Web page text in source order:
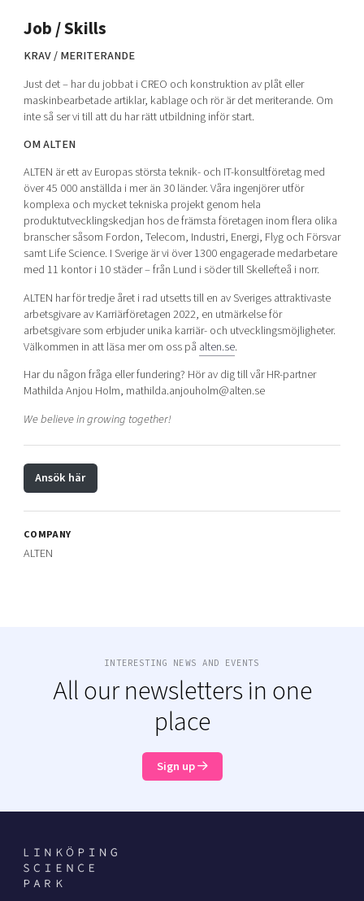
Job / Skills
KRAV / MERITERANDE
Just det – har du jobbat i CREO och konstruktion av plåt eller
maskinbearbetade artiklar, kablage och rör är det meriterande. Om
inte så ser vi till att du har rätt utbildning inför start.
OM ALTEN
ALTEN är ett av Europas största teknik- och IT-konsultföretag med
över 45 000 anställda i mer än 30 länder. Våra ingenjörer utför
komplexa och mycket tekniska projekt genom hela
produktutvecklingskedjan hos de främsta företagen inom flera olika
branscher såsom Fordon, Telecom, Industri, Energi, Flyg och Försvar
samt Life Science. I Sverige är vi över 1300 engagerade medarbetare
med 11 kontor i 10 städer – från Lund i söder till Skellefteå i norr.
ALTEN har för tredje året i rad utsetts till en av Sveriges attraktivaste
arbetsgivare av Karriärföretagen 2022, en utmärkelse för
arbetsgivare som erbjuder unika karriär- och utvecklingsmöjligheter.
Välkommen in att läsa mer om oss på alten.se.
Har du någon fråga eller fundering? Hör av dig till vår HR-partner
Mathilda Anjou Holm, mathilda.anjouholm@alten.se
We believe in growing together!
Ansök här
COMPANY
ALTEN
INTERESTING NEWS AND EVENTS
All our newsletters in one
place
Sign up